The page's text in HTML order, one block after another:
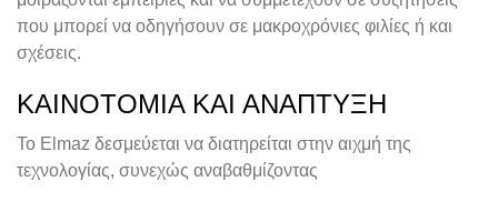
που μπορεί να οδηγήσουν σε μακροχρόνιες φιλίες ή και
σχέσεις.
ΚΑΙΝΟΤΟΜΊΑ ΚΑΙ ΑΝΆΠΤΥΞΗ
Το Elmaz δεσμεύεται να διατηρείται στην αιχμή της
τεχνολογίας, συνεχώς αναβαθμίζοντας